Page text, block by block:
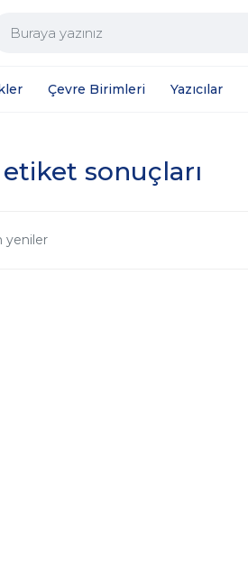
Çevre Birimleri Yazıcılar
sonuçları
yeniler